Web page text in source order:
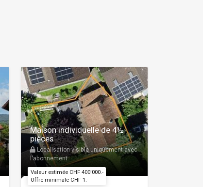
Valeur estimée CHF 400'000.-
Offre minimale CHF 1.-
Maison individuelle de 4½
pièces
Localisation visible uniquement avec
l'abonnement